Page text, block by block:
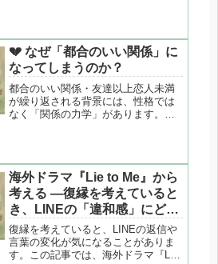
💔 なぜ「都合のいい関係」に
なってしまうのか？
都合のいい関係・友達以上恋人未満
が繰り返される背景には、性格では
なく「関係の力学」があります。本
海外ドラマ『Lie to Me』から
考える —復縁を考えていると
き、LINEの「違和感」にどう
向き合うか
復縁を考えていると、LINEの返信や
言葉の変化が気になることがありま
す。この記事では、海外ドラマ『Lie